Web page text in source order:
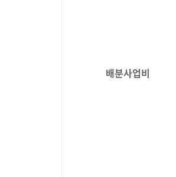
배분사업비